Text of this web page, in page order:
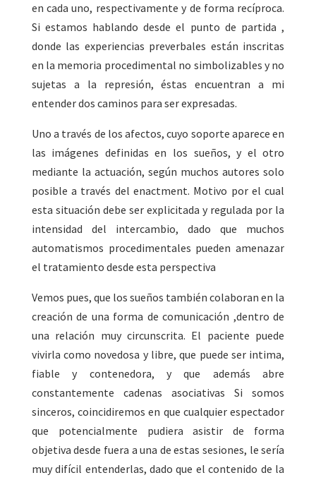
en cada uno, respectivamente y de forma recíproca.
Si estamos hablando desde el punto de partida ,
donde las experiencias preverbales están inscritas
en la memoria procedimental no simbolizables y no
sujetas a la represión, éstas encuentran a mi
entender dos caminos para ser expresadas.
Uno a través de los afectos, cuyo soporte aparece en
las imágenes definidas en los sueños, y el otro
mediante la actuación, según muchos autores solo
posible a través del enactment. Motivo por el cual
esta situación debe ser explicitada y regulada por la
intensidad del intercambio, dado que muchos
automatismos procedimentales pueden amenazar
el tratamiento desde esta perspectiva
Vemos pues, que los sueños también colaboran en la
creación de una forma de comunicación ,dentro de
una relación muy circunscrita. El paciente puede
vivirla como novedosa y libre, que puede ser intima,
fiable y contenedora, y que además abre
constantemente cadenas asociativas Si somos
sinceros, coincidiremos en que cualquier espectador
que potencialmente pudiera asistir de forma
objetiva desde fuera a una de estas sesiones, le sería
muy difícil entenderlas, dado que el contenido de la